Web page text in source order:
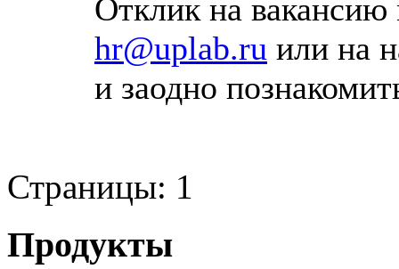
Отклик на
hr@uplab.ru или на
и заодно
Страницы: 1
Продукты